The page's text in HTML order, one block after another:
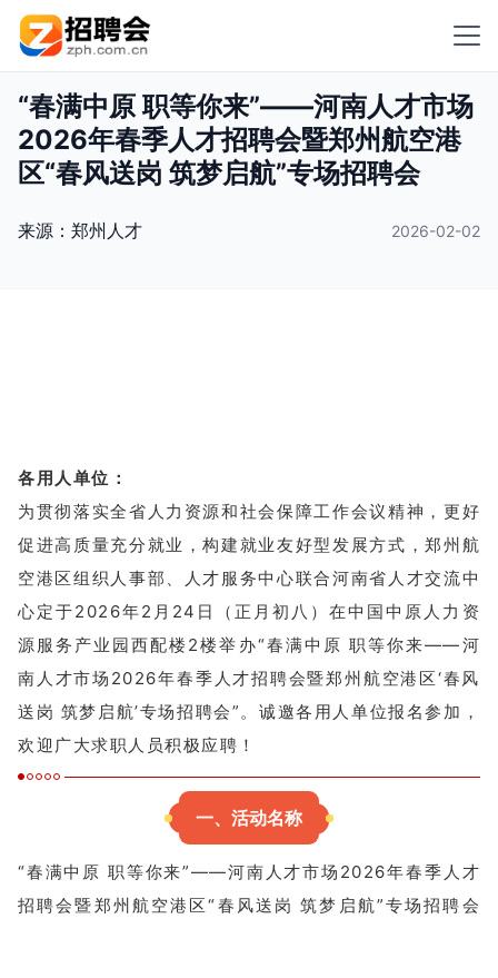
“春满中原 职等你来”——河南人才市场
2026年春季人才招聘会暨郑州航空港
区“春风送岗 筑梦启航”专场招聘会
来源： 郑州人才 2026-02-02
各用人单位：
为贯彻落实全省人力资源和社会保障工作会议精神，更好
促进高质量充分就业，构建就业友好型发展方式，郑州航
空港区组织人事部、人才服务中心联合河南省人才交流中
心定于2026年2月24日（正月初八）在中国中原人力资
源服务产业园西配楼2楼举办“春满中原 职等你来——河
南人才市场2026年春季人才招聘会暨郑州航空港区‘春风
送岗 筑梦启航’专场招聘会”。诚邀各用人单位报名参加，
欢迎广大求职人员积极应聘！
一、活动名称
“春满中原 职等你来”——河南人才市场2026年春季人才
招聘会暨郑州航空港区“春风送岗 筑梦启航”专场招聘会